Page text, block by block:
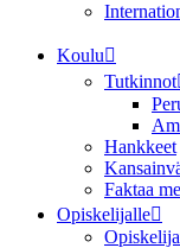
Koulu
Tutkinnot
Hankkeet
Faktaa
Opiskelijalle